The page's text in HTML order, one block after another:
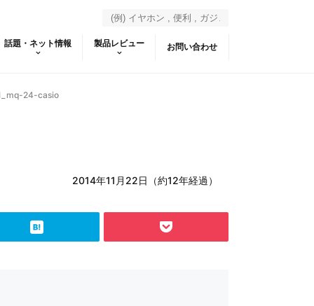
話題・ネット情報 製品レビュー お問い合わせ
24-casio
2014年11月22日（約12年経過）